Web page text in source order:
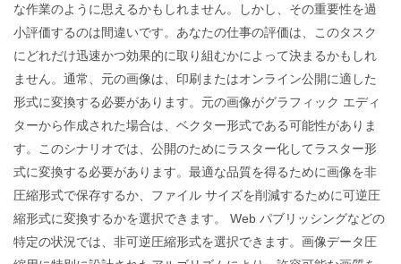
な作業のように思えるかもしれません。しかし、その重要性を過
小評価するのは間違いです。あなたの仕事の評価は、このタスク
にどれだけ迅速かつ効果的に取り組むかによって決まるかもしれ
ません。通常、元の画像は、印刷またはオンライン公開に適した
形式に変換する必要があります。元の画像がグラフィック エディ
ターから作成された場合は、ベクター形式である可能性がありま
す。このシナリオでは、公開のためにラスター化してラスター形
式に変換する必要があります。最適な品質を得るために画像を非
圧縮形式で保存するか、ファイル サイズを削減するために可逆圧
縮形式に変換するかを選択できます。 Web パブリッシングなどの
特定の状況では、非可逆圧縮形式を選択できます。画像データ圧